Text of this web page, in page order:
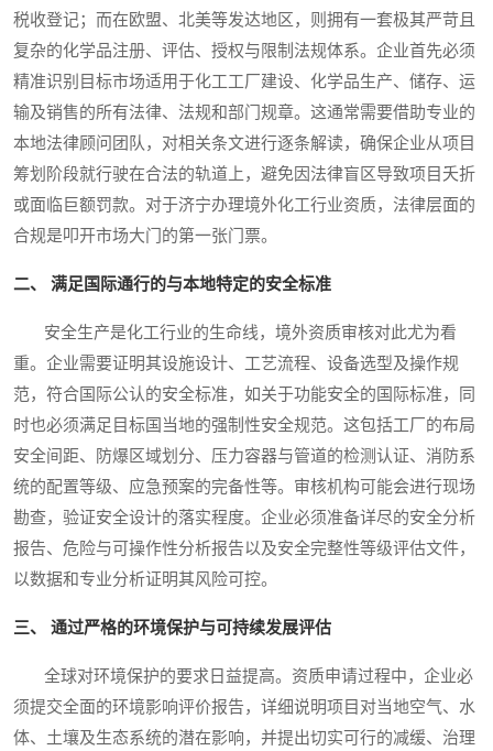
税收登记；而在欧盟、北美等发达地区，则拥有一套极其严苛且
复杂的化学品注册、评估、授权与限制法规体系。企业首先必须
精准识别目标市场适用于化工工厂建设、化学品生产、储存、运
输及销售的所有法律、法规和部门规章。这通常需要借助专业的
本地法律顾问团队，对相关条文进行逐条解读，确保企业从项目
筹划阶段就行驶在合法的轨道上，避免因法律盲区导致项目夭折
或面临巨额罚款。对于济宁办理境外化工行业资质，法律层面的
合规是叩开市场大门的第一张门票。
二、 满足国际通行的与本地特定的安全标准
安全生产是化工行业的生命线，境外资质审核对此尤为看
重。企业需要证明其设施设计、工艺流程、设备选型及操作规
范，符合国际公认的安全标准，如关于功能安全的国际标准，同
时也必须满足目标国当地的强制性安全规范。这包括工厂的布局
安全间距、防爆区域划分、压力容器与管道的检测认证、消防系
统的配置等级、应急预案的完备性等。审核机构可能会进行现场
勘查，验证安全设计的落实程度。企业必须准备详尽的安全分析
报告、危险与可操作性分析报告以及安全完整性等级评估文件，
以数据和专业分析证明其风险可控。
三、 通过严格的环境保护与可持续发展评估
全球对环境保护的要求日益提高。资质申请过程中，企业必
须提交全面的环境影响评价报告，详细说明项目对当地空气、水
体、土壤及生态系统的潜在影响，并提出切实可行的减缓、治理